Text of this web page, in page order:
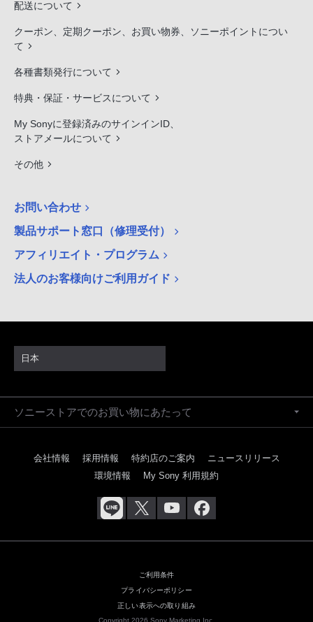
配送について
クーポン、定期クーポン、お買い物券、ソニーポイントについ
て
各種書類発行について
特典・保証・サービスについて
My Sonyに登録済みのサインインID、
ストアメールについて
その他
お問い合わせ
製品サポート窓口（修理受付）
アフィリエイト・プログラム
法人のお客様向けご利用ガイド
日本
ソニーストアでのお買い物にあたって
会社情報 採用情報 特約店のご案内
ニュースリリース
環境情報
My Sony 利用規約
ご利用条件
プライバシーポリシー
正しい表示への取り組み
Copyright 2026 Sony Marketing Inc.